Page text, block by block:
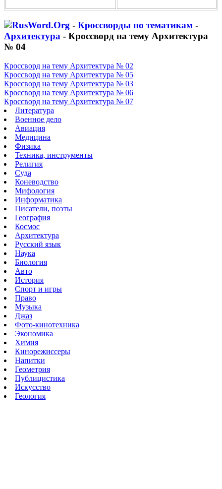
- Кроссворды по тематикам -
Архитектура - Кроссворд на тему Архитектура
№ 04
Кроссворд на тему Архитектура № 02
Кроссворд на тему Архитектура № 05
Кроссворд на тему Архитектура № 03
Кроссворд на тему Архитектура № 06
Кроссворд на тему Архитектура № 07
Литература
Военное дело
Авиация
Медицина
Физика
Техника, инструменты
Религия
Суда
Коневодство
Мифология
Информатика
Писатели, поэты
География
Космос
Архитектура
Русский язык
Наука
Биология
Авто
История
Спорт и игры
Право
Музыка
Джаз
Фото-кинотехника
Экономика
Химия
Кинорежиссеры
Напитки
Геометрия
Публицистика
Искусство
Геология